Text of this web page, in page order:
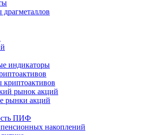
индикаторы
рынок акций
рынки акций
ПИФ
накоплений